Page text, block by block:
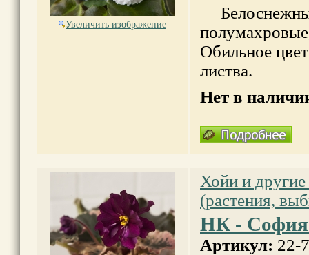
Увеличить изображение
Обильное
листва.
Нет в
Хойи и другие
(растения,
НК - София
Артикул: 22-